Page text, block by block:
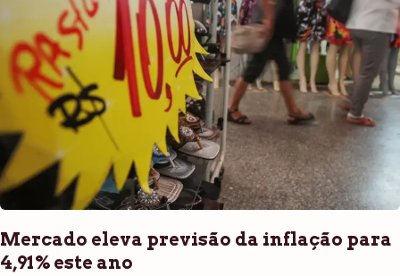
Mercado eleva previsão da inflação para
4,91% este ano